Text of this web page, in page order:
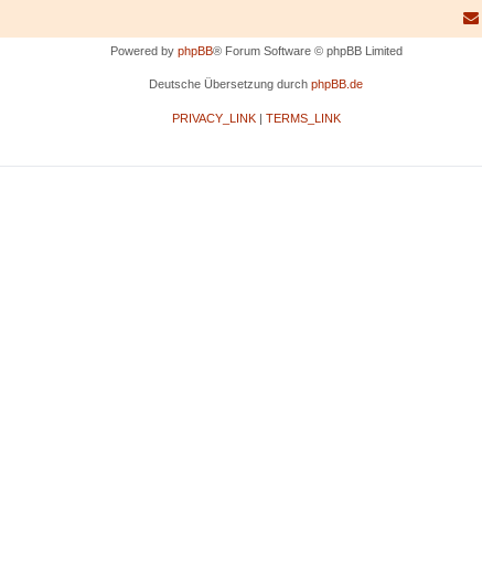
Powered by phpBB® Forum Software © phpBB Limited
Deutsche Übersetzung durch phpBB.de
PRIVACY_LINK| TERMS_LINK